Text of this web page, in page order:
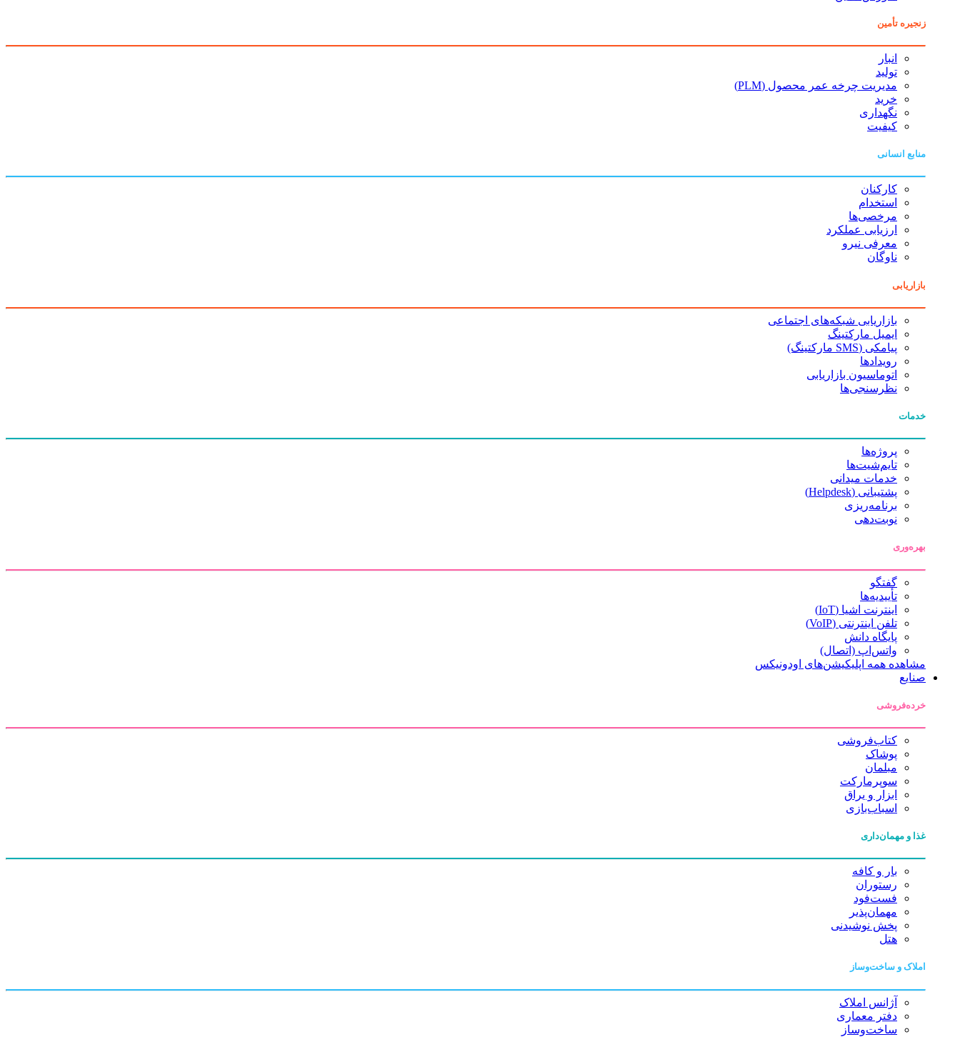
زنجیره تأمین
انبار
تولید
مدیریت چرخه عمر محصول (PLM)
خرید
نگهداری
کیفیت
منابع انسانی
کارکنان
استخدام
مرخصی‌ها
ارزیابی عملکرد
معرفی نیرو
ناوگان
بازاریابی
بازاریابی شبکه‌های اجتماعی
ایمیل مارکتینگ
پیامکی (SMS مارکتینگ)
رویدادها
اتوماسیون بازاریابی
نظرسنجی‌ها
خدمات
پروژه‌ها
تایم‌شیت‌ها
خدمات میدانی
پشتیبانی (Helpdesk)
برنامه‌ریزی
نوبت‌دهی
بهره‌وری
گفتگو
تأییدیه‌ها
اینترنت اشیا (IoT)
تلفن اینترنتی (VoIP)
پایگاه دانش
واتس‌اپ (اتصال)
مشاهده همه اپلیکیشن‌های اودونیکس
صنایع
خرده‌فروشی
کتاب‌فروشی
پوشاک
مبلمان
سوپرمارکت
ابزار و یراق
اسباب‌بازی
غذا و مهمان‌داری
بار و کافه
رستوران
فست‌فود
مهمان‌پذیر
پخش نوشیدنی
هتل
املاک و ساخت‌وساز
آژانس املاک
دفتر معماری
ساخت‌وساز